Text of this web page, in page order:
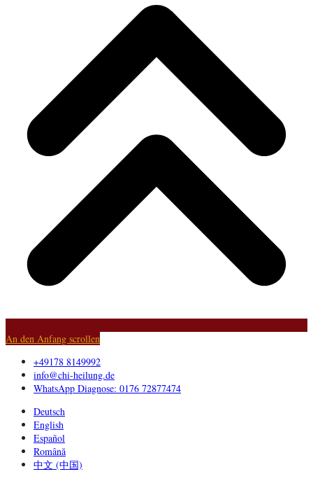
An den Anfang scrollen
+49178 8149992
info@chi-heilung.de
WhatsApp Diagnose: 0176 72877474
Deutsch
English
Español
Română
中文 (中国)